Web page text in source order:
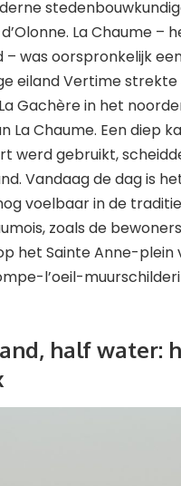
La Chaume –
– was oorspronkelijk
eiland Vertime strekte
Gachère in het
La Chaume. Een diep
werd gebruikt,
Vandaag de dag is
voelbaar in de
zoals de
het Sainte Anne-
l’oeil-
half water: